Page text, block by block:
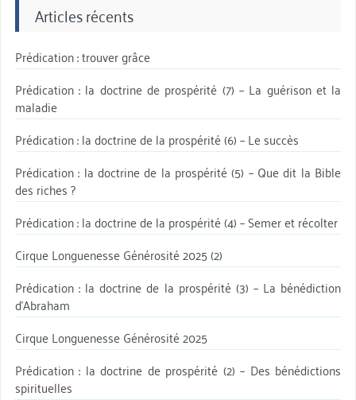
Articles récents
Prédication : trouver grâce
Prédication : la doctrine de prospérité (7) – La guérison et la
maladie
Prédication : la doctrine de la prospérité (6) – Le succès
Prédication : la doctrine de la prospérité (5) – Que dit la Bible
des riches ?
Prédication : la doctrine de la prospérité (4) – Semer et récolter
Cirque Longuenesse Générosité 2025 (2)
Prédication : la doctrine de la prospérité (3) – La bénédiction
d’Abraham
Cirque Longuenesse Générosité 2025
Prédication : la doctrine de prospérité (2) – Des bénédictions
spirituelles